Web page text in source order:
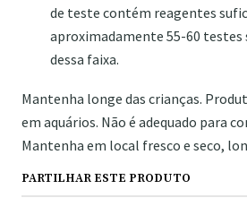
de teste contém reagentes
aproximadamente 55-60 testes
dessa faixa.
Mantenha longe das crianças.
em aquários. Não é adequado para
Mantenha em local fresco e seco,
PARTILHAR ESTE PRODUTO